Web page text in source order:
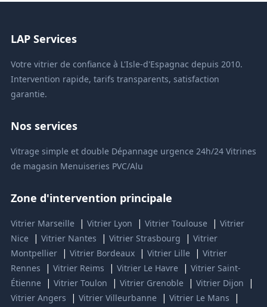
LAP Services
Votre vitrier de confiance à L'Isle-d'Espagnac depuis 2010.
Intervention rapide, tarifs transparents, satisfaction
garantie.
Nos services
Vitrage simple et double Dépannage urgence 24h/24 Vitrines
de magasin Menuiseries PVC/Alu
Zone d'intervention principale
Vitrier Marseille | Vitrier Lyon | Vitrier Toulouse | Vitrier
Nice
| Vitrier Nantes | Vitrier Strasbourg | Vitrier
Montpellier | Vitrier Bordeaux | Vitrier Lille | Vitrier
Rennes
| Vitrier Reims | Vitrier Le Havre | Vitrier Saint-
Étienne
| Vitrier Toulon | Vitrier Grenoble | Vitrier Dijon |
Vitrier Angers | Vitrier Villeurbanne | Vitrier Le Mans |